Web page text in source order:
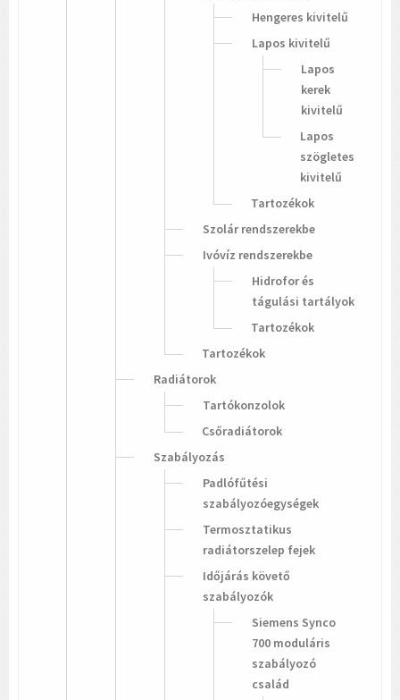
Hengeres kivitelű
Lapos kivitelű
Lapos
kerek
kivitelű
Lapos
szögletes
kivitelű
Tartozékok
Szolár rendszerekbe
Ivóvíz rendszerekbe
Hidrofor és
tágulási tartályok
Tartozékok
Tartozékok
Radiátorok
Tartókonzolok
Csőradiátorok
Szabályozás
Padlófűtési
szabályozóegységek
Termosztatikus
radiátorszelep fejek
Időjárás követő
szabályozók
Siemens Synco
700 moduláris
szabályozó
család